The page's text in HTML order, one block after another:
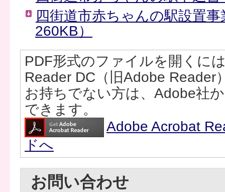
四街道市赤ちゃんの駅設置
260KB）
PDF形式のファイルを開くに
Reader DC（旧Adobe Reader
お持ちでない方は、Adobe社
できます。
Adobe Acrobat
ドへ
お問い合わせ